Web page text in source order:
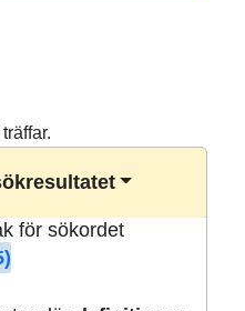
för sökordet